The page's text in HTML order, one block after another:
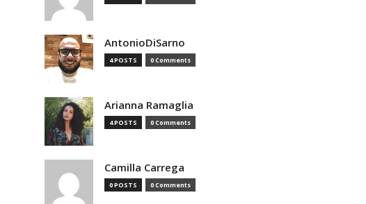
AntonioDiSarno
4 POSTS 0 Comments
Arianna Ramaglia
4 POSTS 0 Comments
Camilla Carrega
0 POSTS 0 Comments